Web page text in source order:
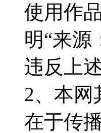
使用作
明“来源
违反上
2、本网
在于传